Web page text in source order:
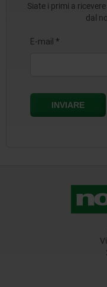
Siate i primi a
dal